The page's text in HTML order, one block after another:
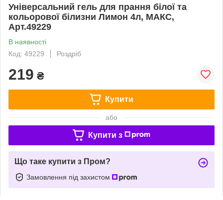
Універсальний гель для прання білої та
кольорової білизни Лимон 4л, МАКС,
Арт.49229
В наявності
Код: 49229
Роздріб
219 ₴
Купити
або
Купити з
Що таке купити з Пром?
Замовлення під захистом